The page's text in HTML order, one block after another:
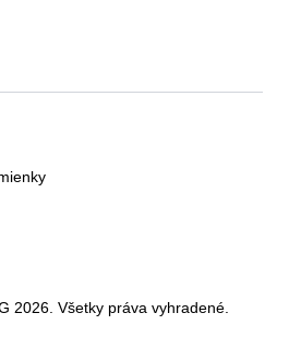
2026. Všetky práva vyhradené.